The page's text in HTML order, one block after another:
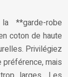
**garde-robe
coton de haute
Privilégiez
mais